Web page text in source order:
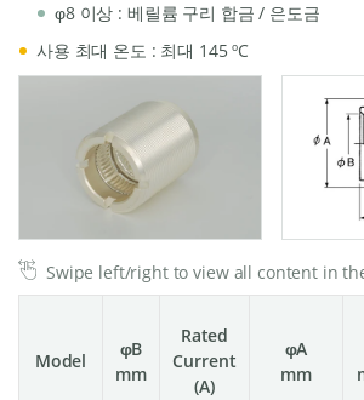
φ8 이상 : 베릴륨 구리 합금 / 은도금
사용 최대 온도 : 최대 145 ºC
Swipe left/right to view all content in
Model
φB
mm
Rated
Current
(A)
φA
mm